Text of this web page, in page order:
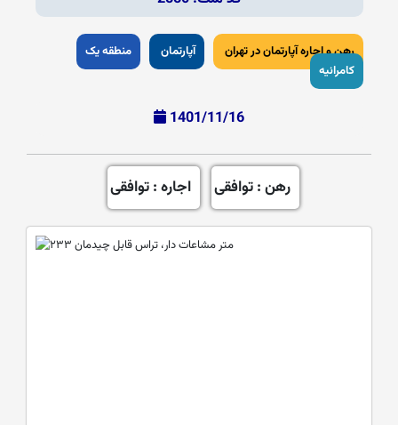
رهن و اجاره آپارتمان در تهران آپارتمان
منطقه یک
کامرانیه
1401/11/16
رهن : توافقی اجاره : توافقی